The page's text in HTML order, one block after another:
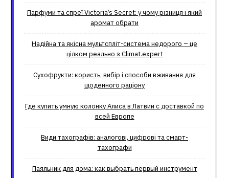
Парфуми та спреї Victoria’s Secret: у чому різниця і який
аромат обрати
Надійна та якісна мультспліт-система недорого – це
цілком реально з Climat.еxpert
Сухофрукти: користь, вибір і способи вживання для
щоденного раціону
Где купить умную колонку Алиса в Латвии с доставкой по
всей Европе
Види тахографів: аналогові, цифрові та смарт-
тахографи
Паяльник для дома: как выбрать первый инструмент